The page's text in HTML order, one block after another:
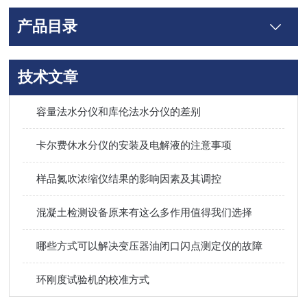
产品目录
技术文章
容量法水分仪和库伦法水分仪的差别
卡尔费休水分仪的安装及电解液的注意事项
样品氮吹浓缩仪结果的影响因素及其调控
混凝土检测设备原来有这么多作用值得我们选择
哪些方式可以解决变压器油闭口闪点测定仪的故障
环刚度试验机的校准方式